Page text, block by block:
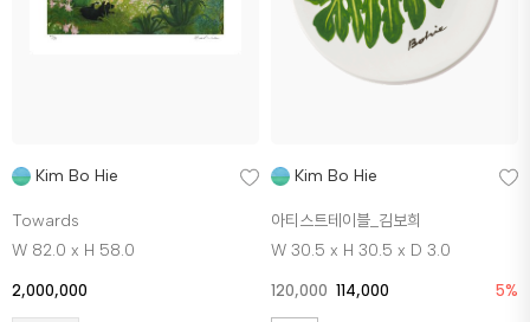
Kim Bo Hie
Towards
W 82.0 x H 58.0
2,000,000
Kim Bo Hie
아티스트테이블_김보희
W 30.5 x H 30.5 x D 3.0
120,000 114,000 5%